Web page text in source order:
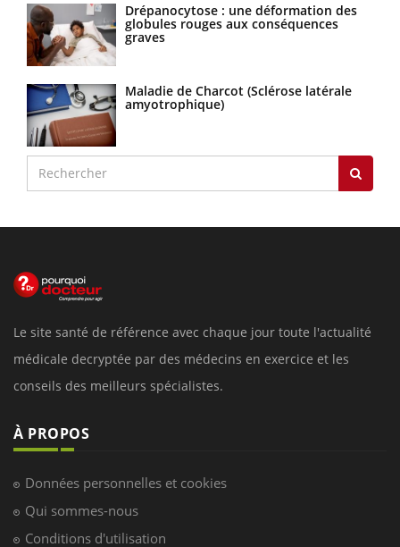
Drépanocytose : une déformation des
globules rouges aux conséquences
graves
Maladie de Charcot (Sclérose latérale
amyotrophique)
Le site santé de référence avec chaque jour toute l'actualité
médicale decryptée par des médecins en exercice et les
conseils des meilleurs spécialistes.
À PROPOS
Données personnelles et cookies
Qui sommes-nous
Conditions d'utilisation